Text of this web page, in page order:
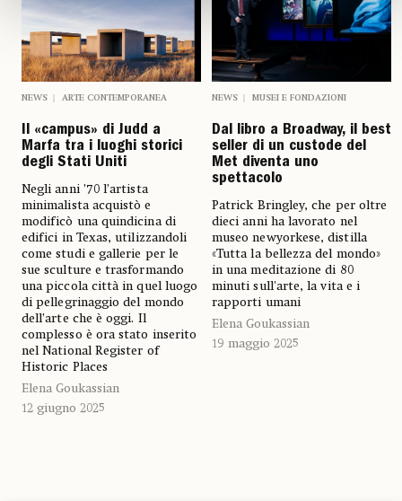
NEWS ARTE CONTEMPORANEA
Il «campus» di Judd a
Marfa tra i luoghi storici
degli Stati Uniti
Negli anni ’70 l’artista
minimalista acquistò e
modificò una quindicina di
edifici in Texas, utilizzandoli
come studi e gallerie per le
sue sculture e trasformando
una piccola città in quel luogo
di pellegrinaggio del mondo
dell’arte che è oggi. Il
complesso è ora stato inserito
nel National Register of
Historic Places
Elena Goukassian
12 giugno 2025
NEWS MUSEI E FONDAZIONI
Dal libro a Broadway, il best
seller di un custode del
Met diventa uno
spettacolo
Patrick Bringley, che per oltre
dieci anni ha lavorato nel
museo newyorkese, distilla
«Tutta la bellezza del mondo»
in una meditazione di 80
minuti sull'arte, la vita e i
rapporti umani
Elena Goukassian
19 maggio 2025